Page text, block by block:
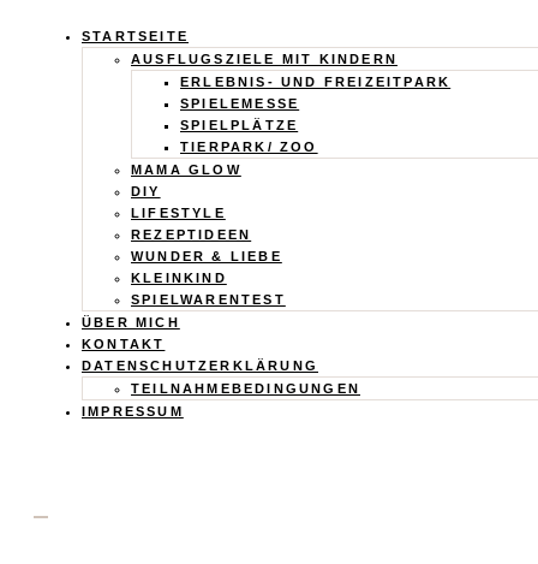
Calistas
Traum
STARTSEITE
AUSFLUGSZIELE MIT KINDERN
ERLEBNIS- UND FREIZEITPARK
SPIELEMESSE
SPIELPLÄTZE
TIERPARK/ ZOO
MAMA GLOW
DIY
LIFESTYLE
REZEPTIDEEN
WUNDER & LIEBE
KLEINKIND
SPIELWARENTEST
ÜBER MICH
KONTAKT
DATENSCHUTZERKLÄRUNG
TEILNAHMEBEDINGUNGEN
IMPRESSUM